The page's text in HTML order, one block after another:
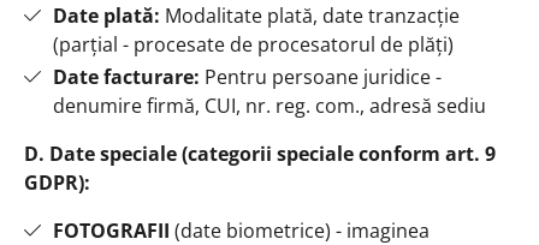
Date plată: Modalitate plată, date tranzacție
(parțial - procesate de procesatorul de plăți)
Date facturare: Pentru persoane juridice -
denumire firmă, CUI, nr. reg. com., adresă sediu
D. Date speciale (categorii speciale conform art. 9
GDPR):
FOTOGRAFII (date biometrice) - imaginea